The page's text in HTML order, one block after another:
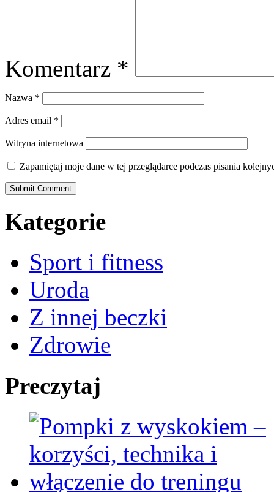
Komentarz *
Nazwa *
Adres email *
Witryna internetowa
Zapamiętaj moje dane w tej przeglądarce podczas pisania
Kategorie
Sport i fitness
Uroda
Z innej beczki
Zdrowie
Preczytaj